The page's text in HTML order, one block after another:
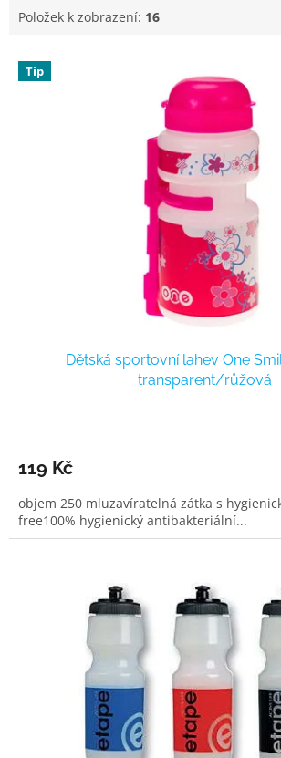
Položek k zobrazení: 16
V Tip
Dětská sportovní lahev One
transparent/růžová
119 Kč
objem 250 mluzavíratelná zátka s
free100% hygienický antibakteriální...